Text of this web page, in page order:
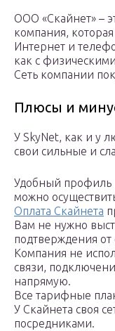
ООО «Скайнет» –
компания,
Интернет и
как с
Сеть компании
Плюсы и
У SkyNet, как и у
свои сильные и
Удобный профиль
можно
Оплата Скайнета
Вам не нужно
подтверждения от
Компания не
связи,
напрямую.
Все тарифные
У Скайнета своя
посредниками.